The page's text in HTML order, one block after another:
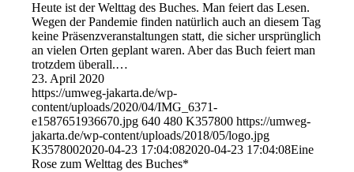
Heute ist der Welttag des Buches. Man feiert das Lesen.
Wegen der Pandemie finden natürlich auch an diesem Tag
keine Präsenzveranstaltungen statt, die sicher ursprünglich
an vielen Orten geplant waren. Aber das Buch feiert man
trotzdem überall.…
23. April 2020
https://umweg-jakarta.de/wp-
content/uploads/2020/04/IMG_6371-
e1587651936670.jpg 640 480 K357800 https://umweg-
jakarta.de/wp-content/uploads/2018/05/logo.jpg
K3578002020-04-23 17:04:082020-04-23 17:04:08Eine
Rose zum Welttag des Buches*